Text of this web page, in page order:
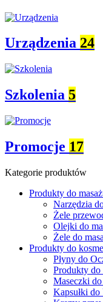
Urządzenia 24
Szkolenia 5
Promocje 17
Kategorie produktów
Produkty do
Narzędzia
Żele
Olejki do
Żele do
Produkty do
Płyny do
Produkty do
Maseczki
Kapsułki